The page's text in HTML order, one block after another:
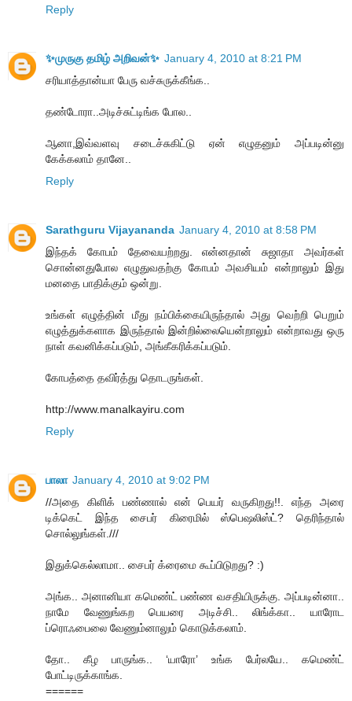
Reply
✨முருகு தமிழ் அறிவன்✨ January 4, 2010 at 8:21 PM
சரியாத்தான்யா பேரு வச்சுருக்கீங்க..
தண்டோரா..அடிச்சுட்டிங்க போல..
ஆனா,இவ்வளவு சடைச்சுகிட்டு ஏன் எழுதனும் அப்படின்னு
கேக்கலாம் தானே..
Reply
Sarathguru Vijayananda January 4, 2010 at 8:58 PM
இந்தக் கோபம் தேவையற்றது. என்னதான் சுஜாதா அவர்கள்
சொன்னதுபோல எழுதுவதற்கு கோபம் அவசியம் என்றாலும் இது
மனதை பாதிக்கும் ஒன்று.
உங்கள் எழுத்தின் மீது நம்பிக்கையிருந்தால் அது வெற்றி பெறும்
எழுத்துக்களாக இருந்தால் இன்றில்லையென்றாலும் என்றாவது ஒரு
நாள் கவனிக்கப்படும், அங்கீகரிக்கப்படும்.
கோபத்தை தவிர்த்து தொடருங்கள்.
http://www.manalkayiru.com
Reply
பாலா January 4, 2010 at 9:02 PM
//அதை கிளிக் பண்ணால் என் பெயர் வருகிறது!!. எந்த அரை
டிக்கெட் இந்த சைபர் கிரைமில் ஸ்பெஷலிஸ்ட்? தெரிந்தால்
சொல்லுங்கள்.///
இதுக்கெல்லாமா.. சைபர் க்ரைமை கூப்பிடுறது? :)
அங்க.. அனானியா கமெண்ட் பண்ண வசதியிருக்கு. அப்படின்னா..
நாமே வேணுங்கற பெயரை அடிச்சி.. லிங்க்கா.. யாரோட
ப்ரொஃபைலை வேணும்னாலும் கொடுக்கலாம்.
தோ.. கீழ பாருங்க.. ‘யாரோ’ உங்க பேர்லயே.. கமெண்ட்
போட்டிருக்காங்க.
======